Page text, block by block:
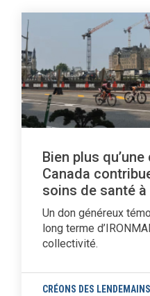
Bien plus
Canada
soins de santé à
Un don généreux
long terme
collectivité.
CRÉONS DES LENDEMAINS